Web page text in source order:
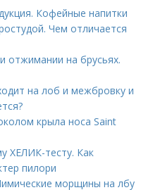
Кофейные напитки
Чем отличается
отжимании на брусьях.
на лоб и межбровку и
крыла носа Saint
ХЕЛИК-тесту. Как
пилори
морщины на лбу